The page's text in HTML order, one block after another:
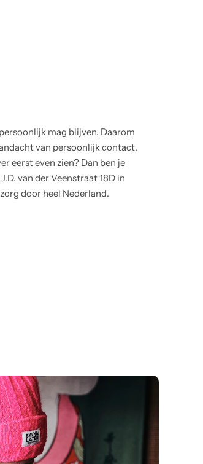
mag blijven. Daarom
van persoonlijk contact.
eerst even zien? Dan ben je
van der Veenstraat 18D in
door heel Nederland.